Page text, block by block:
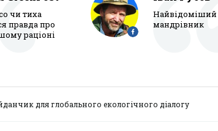
чи тиха
правда про
раціоні
мандрівник
для глобального екологічного діалогу